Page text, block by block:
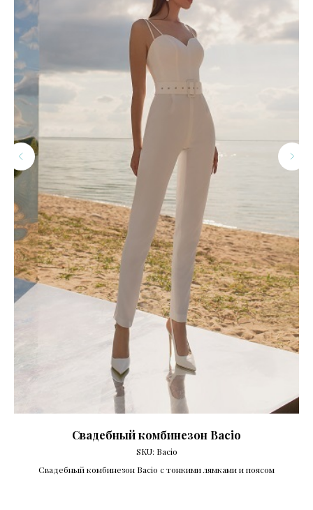
Свадебный комбинезон Bacio
SKU: Bacio
Свадебный комбинезон Bacio с тонкими лямками и поясом